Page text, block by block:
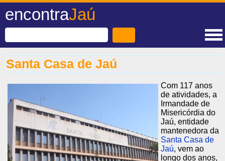
encontraJaú
Santa Casa de Jaú
Com 117 anos
de atividades, a
Irmandade de
Misericórdia do
Jaú, entidade
mantenedora da
Santa Casa de
Jaú, vem ao
longo dos anos,